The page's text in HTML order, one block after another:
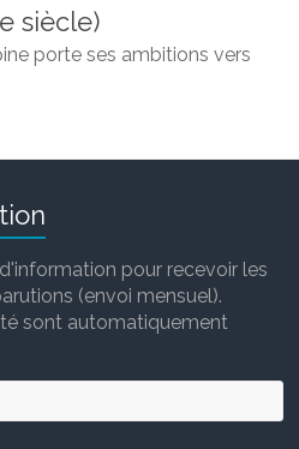
siècle)
porte ses ambitions vers
pour recevoir les
(envoi mensuel).
sont automatiquement